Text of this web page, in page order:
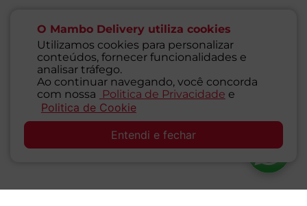
O Mambo Delivery utiliza cookies
Utilizamos cookies para personalizar
conteúdos, fornecer funcionalidades e
analisar tráfego.
Ao continuar navegando, você concorda
com nossa
Politica de Privacidade e
Politica de Cookie
Entendi e fechar